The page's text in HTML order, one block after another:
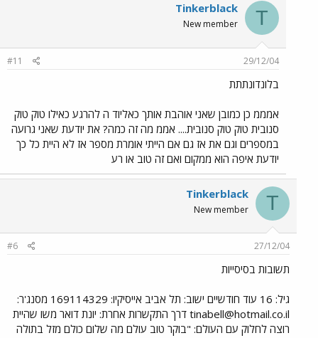
T
Tinkerblack
New member
29/12/04
#11
בלונדונתתת
אמממ כן כמובן שאני אוהבת אותך כאליוד ה להרגע כאילו טוק טוק
סנובית טוק טוק סנובית.... אממ מה זה כמה? את יודעת שאני גרועה
במספרים וגם את אז גם אם הייתי אומרת מספר אז לא היית כל כך
יודעת איפה הוא ממקום ואם זה טוב או רע
T
Tinkerblack
New member
27/12/04
#6
תשובות בסיסייות
גיל: 16 עוד חודשיים ישוב: תל אביב אייסיקיו: 169114329 מסנג'ר:
tinabell@hotmail.co.il דרך התקשרות אחרת: יונת דואר משו שהיית
רוצה לחלוק עם העולם: "בוקר טוב עולם מה שלום כולם מזל בתולה